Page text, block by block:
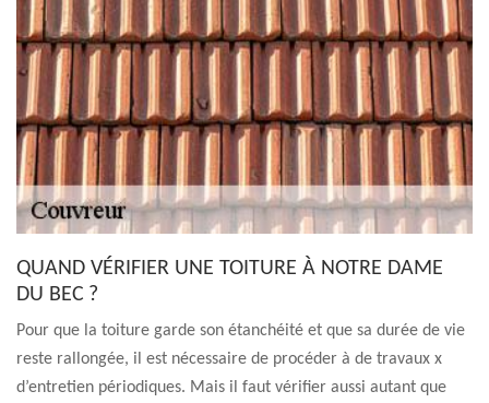
QUAND VÉRIFIER UNE TOITURE À NOTRE DAME
DU BEC ?
Pour que la toiture garde son étanchéité et que sa durée de vie
reste rallongée, il est nécessaire de procéder à de travaux x
d’entretien périodiques. Mais il faut vérifier aussi autant que